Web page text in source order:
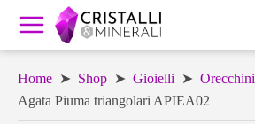
Home ➤ Shop ➤ Gioielli ➤ Orecchini
Agata Piuma triangolari APIEA02